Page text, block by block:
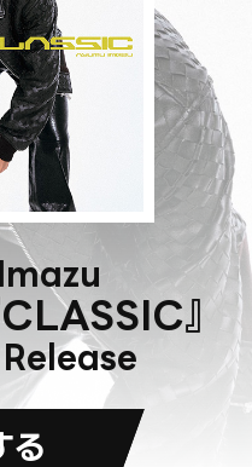
』
る